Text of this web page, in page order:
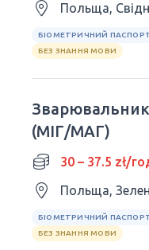
Польща,
БІОМЕТРИЧНИЙ
БЕЗ ЗНАННЯ МОВИ
(МІГ/МАГ)
30 – 37.5 zł/
Польща,
БІОМЕТРИЧНИЙ
БЕЗ ЗНАННЯ МОВИ